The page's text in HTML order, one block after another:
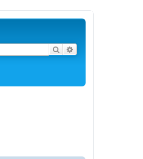
Suche